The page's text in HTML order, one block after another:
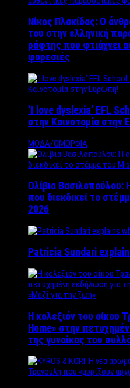
Νίκος Πλακίδας: O
του στην ελληνική
ράφτης που φτιάχνει
φορεσιές
‘Ι love dyslexia’ EFL
στην Καινοτομία στην
ΜΟΔΑ/ΟΜΟΡΦΙΑ
Ολίβια Βασιλοπούλου:
που διεκδικεί το
2026
Patricia Sundari
Η κολεξιόν του οίκου
Home» στην
της γυναίκας του